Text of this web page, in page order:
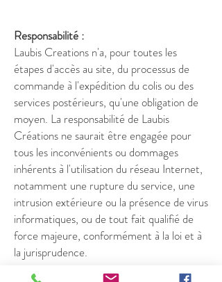
Responsabilité :
Laubis Creations n'a, pour toutes les
étapes d'accès au site, du processus de
commande à l'expédition du colis ou des
services postérieurs, qu'une obligation de
moyen. La responsabilité de Laubis
Créations ne saurait être engagée pour
tous les inconvénients ou dommages
inhérents à l'utilisation du réseau Internet,
notamment une rupture du service, une
intrusion extérieure ou la présence de virus
informatiques, ou de tout fait qualifié de
force majeure, conformément à la loi et à
la jurisprudence.